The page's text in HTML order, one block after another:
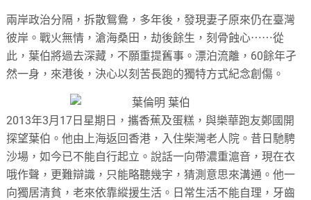
兩岸政治分隔，拆散鴛鴦，多年後，發現妻子原來仍在臺灣
彼岸。戰火無情，滄海桑田，劫後餘生，刻骨蝕心⋯⋯從
此，葉伯將過去深藏，不願重提舊事。漂泊流離，60餘年孑
然一身，來港後，決心以刻苦長跑的獨特方式紀念創傷。
2013年3月17日星期日，攜香蕉及蛋糕，與樂華跑友鄭國開
探望葉伯。他由上海返回香港，入住柴灣老人院。昔日馳騁
沙場，如今已不能自行起立。說話一向帶濃重滬音，現在衣
哦作聲，更難辯識，只能略聽幾字，猜測意思來溝通。他一
向獨居清貧，老來依靠縱援生活。日常生活不能自理，牙齒